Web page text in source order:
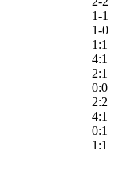
1-1
1-0
1:1
4:1
2:1
0:0
2:2
4:1
0:1
1:1